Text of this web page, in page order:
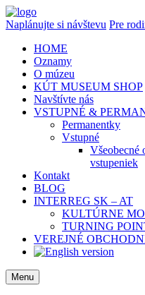
Naplánujte si návštevu Pre
HOME
Oznamy
O múzeu
KÚT MUSEUM SHOP
Navštívte nás
VSTUPNÉ &
Permanentky
Vstupné
Všeobecné
vstupeniek
Kontakt
BLOG
INTERREG SK – AT
KULTÚRNE
TURNING
VEREJNÉ
Menu